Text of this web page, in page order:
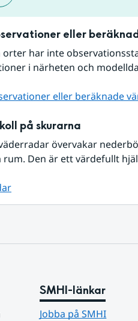
eller
orter har inte
i närheten och
eller beräknade
på skurarna
övervakar
rum. Den är ett värdefullt
SMHI-länkar
Jobba på SMHI